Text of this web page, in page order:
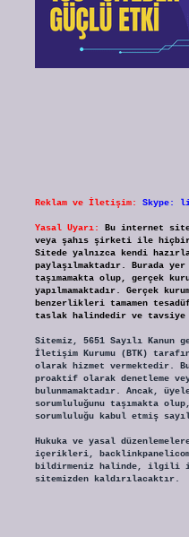
Reklam ve İletişim: Skype:
Yasal Uyarı:
Bu internet
veya şahıs şirketi ile hiçbir
Sitede yalnızca kendi
paylaşılmaktadır. Burada
taşımamakta olup, gerçek
yapılmamaktadır. Gerçek
benzerlikleri tamamen
taslak halindedir ve
Sitemiz, 5651 Sayılı
İletişim Kurumu (BTK)
olarak hizmet vermektedir.
proaktif olarak denetleme
bulunmamaktadır. Ancak,
sorumluluğunu taşımakta
sorumluluğu kabul etmiş
Hukuka ve yasal
içerikleri,
bildirmeniz halinde, ilgili
sitemizden kaldırılacaktır.